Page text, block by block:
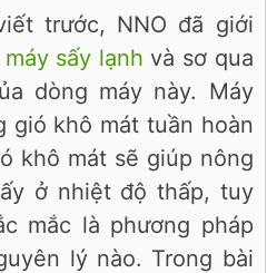
trước, NNO đã giới
máy sấy lạnh và sơ qua
dòng máy này. Máy
gió khô mát tuần hoàn
khô mát sẽ giúp nông
ở nhiệt độ thấp, tuy
mắc là phương pháp
lý nào. Trong bài